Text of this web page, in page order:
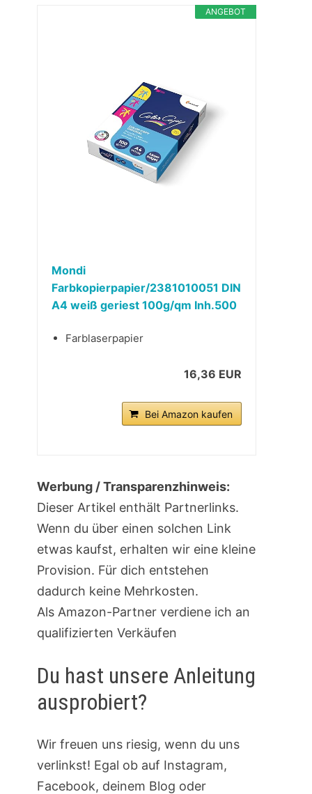
ANGEBOT
Mondi
Farbkopierpapier/2381010051 DIN
A4 weiß geriest 100g/qm Inh.500
Farblaserpapier
16,36 EUR
Bei Amazon kaufen
Werbung / Transparenzhinweis:
Dieser Artikel enthält Partnerlinks.
Wenn du über einen solchen Link
etwas kaufst, erhalten wir eine kleine
Provision. Für dich entstehen
dadurch keine Mehrkosten.
Als Amazon-Partner verdiene ich an
qualifizierten Verkäufen
Du hast unsere Anleitung
ausprobiert?
Wir freuen uns riesig, wenn du uns
verlinkst! Egal ob auf Instagram,
Facebook, deinem Blog oder